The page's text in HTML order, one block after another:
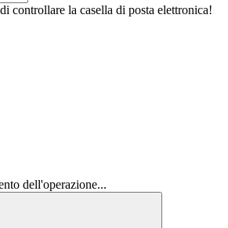
controllare la casella di posta elettronica!
dell'operazione...